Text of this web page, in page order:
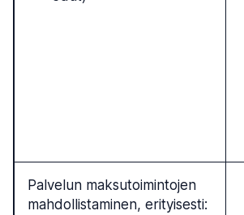
Palvelun maksutoimintojen
mahdollistaminen, erityisesti: